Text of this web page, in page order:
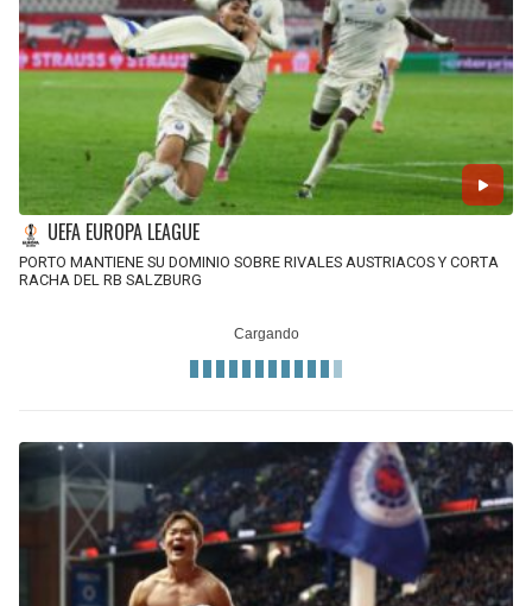
UEFA EUROPA LEAGUE
PORTO MANTIENE SU DOMINIO SOBRE RIVALES AUSTRIACOS Y CORTA
RACHA DEL RB SALZBURG